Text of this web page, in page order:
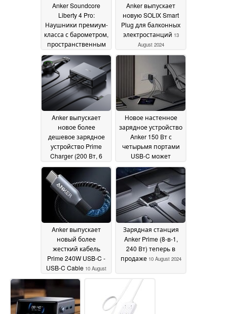
Anker Soundcore
Liberty 4 Pro:
Наушники премиум-
класса с барометром,
пространственным
аудио,
шумоподавлением и
интерактивным
зарядным чехлом
13
August 2024
Anker выпускает
новую SOLIX Smart
Plug для балконных
электростанций 13
August 2024
Anker выпускает
новое более
дешевое зарядное
устройство Prime
Charger (200 Вт, 6
портов, GaN)12 August
Новое настенное
зарядное устройство
Anker 150 Вт с
четырьмя портами
USB-C может
оказаться на
подходе
12 August 2024
Anker выпускает
новый более
жесткий кабель
Prime 240W USB-C -
USB-C Cable 10 August
2024
Зарядная станция
Anker Prime (8-в-1,
240 Вт) теперь в
продаже 10 August 2024